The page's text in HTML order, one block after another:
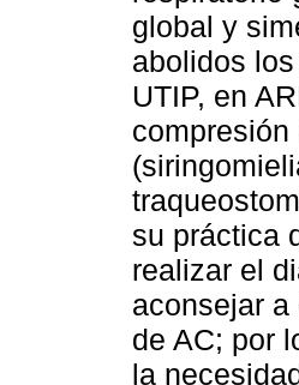
global y
abolidos
UTIP, en
su práctica
realizar el
aconsejar
de AC; por
la